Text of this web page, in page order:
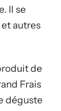
Il se
autres
de
Frais
déguste